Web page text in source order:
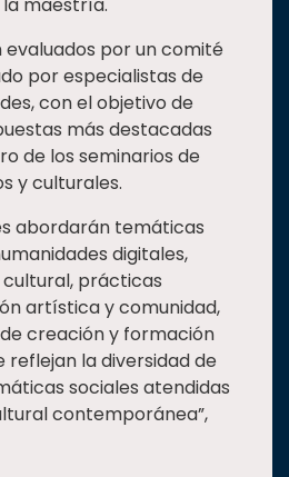
maestría.
evaluados por un comité
por especialistas de
con el objetivo de
más destacadas
de los seminarios de
y culturales.
abordarán temáticas
digitales,
prácticas
artística y comunidad,
creación y formación
reflejan la diversidad de
sociales atendidas
contemporánea”,